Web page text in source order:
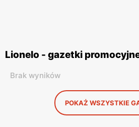
Lionelo - gazetki
Brak wyników
POKAŻ WSZYSTKIE